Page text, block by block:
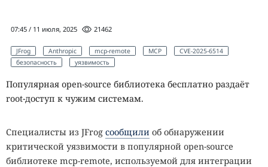
07:45 / 11 июля, 2025 21462
JFrog Anthropic mcp-remote MCP
CVE-2025-6514
безопасность
уязвимость
Популярная open-source библиотека бесплатно раздаёт
root-доступ к чужим системам.
Специалисты из JFrog сообщили об обнаружении
критической уязвимости в популярной open-source
библиотеке mcp-remote, используемой для интеграции